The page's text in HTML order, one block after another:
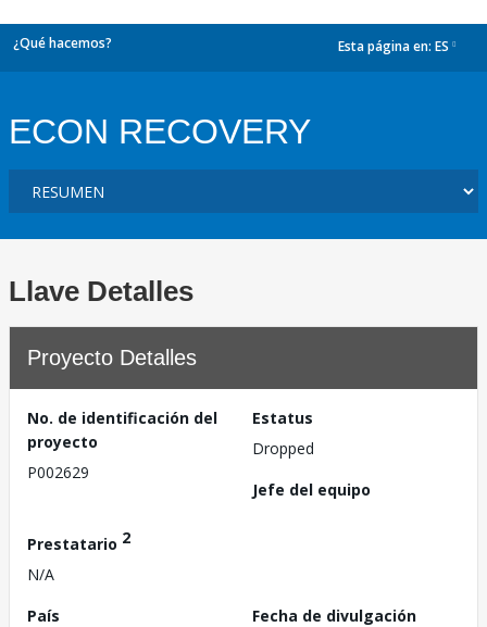
¿Qué hacemos? Esta página en: ES
ECON RECOVERY
Llave Detalles
Proyecto Detalles
No. de identificación del
proyecto
P002629
Estatus
Dropped
Jefe del equipo
Prestatario 2
N/A
País
Fecha de divulgación